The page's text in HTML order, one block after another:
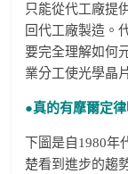
只能從代工廠提
回代工廠製造。
要完全理解如何
業分工使光學晶
●真的有摩爾定律
下圖是自1980
楚看到進步的趨